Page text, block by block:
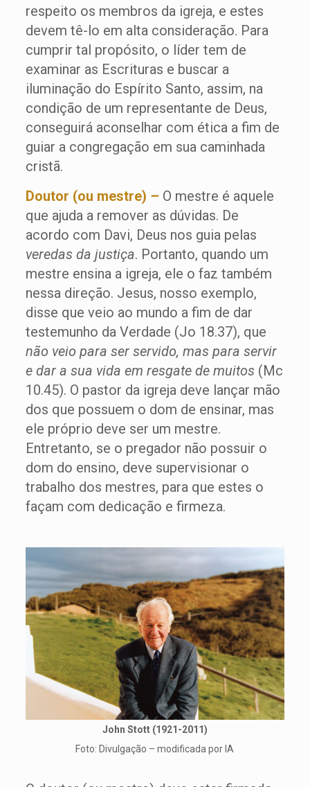
respeito os membros da igreja, e estes
devem tê-lo em alta consideração. Para
cumprir tal propósito, o líder tem de
examinar as Escrituras e buscar a
iluminação do Espírito Santo, assim, na
condição de um representante de Deus,
conseguirá aconselhar com ética a fim de
guiar a congregação em sua caminhada
cristã.
Doutor (ou mestre) – O mestre é aquele
que ajuda a remover as dúvidas. De
acordo com Davi, Deus nos guia pelas
veredas da justiça. Portanto, quando um
mestre ensina a igreja, ele o faz também
nessa direção. Jesus, nosso exemplo,
disse que veio ao mundo a fim de dar
testemunho da Verdade (Jo 18.37), que
não veio para ser servido, mas para servir
e dar a sua vida em resgate de muitos (Mc
10.45). O pastor da igreja deve lançar mão
dos que possuem o dom de ensinar, mas
ele próprio deve ser um mestre.
Entretanto, se o pregador não possuir o
dom do ensino, deve supervisionar o
trabalho dos mestres, para que estes o
façam com dedicação e firmeza.
John Stott (1921-2011)
Foto: Divulgação – modificada por IA